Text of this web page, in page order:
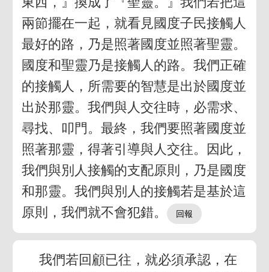
兩節擺在一起，就看見國度子民接觸人
最好的路，乃是照著國度並照著聖靈。
國度和聖靈乃是接觸人的路。我們正確
的接觸人，所需要的智慧是出於國度並
出於那靈。我們與人交往時，必需求、
尋找、叩門。最終，我們要照著國度並
照著那靈，得著引導與人交往。因此，
我們與別人接觸的支配原則，乃是國度
和那靈。我們與別人的接觸若是基於這
原則，我們就不會犯錯。
我們若回顧已往，就必須承認，在